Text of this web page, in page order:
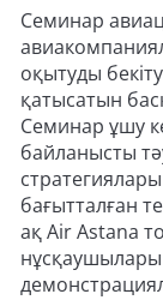
Семинар
оқытуды
қатысатын
Семинар ұшу
байланысты
бағытталған
ақ Air Astana
нұсқаушылары